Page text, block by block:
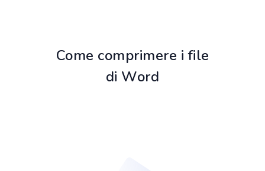
Come comprimere i file
di Word